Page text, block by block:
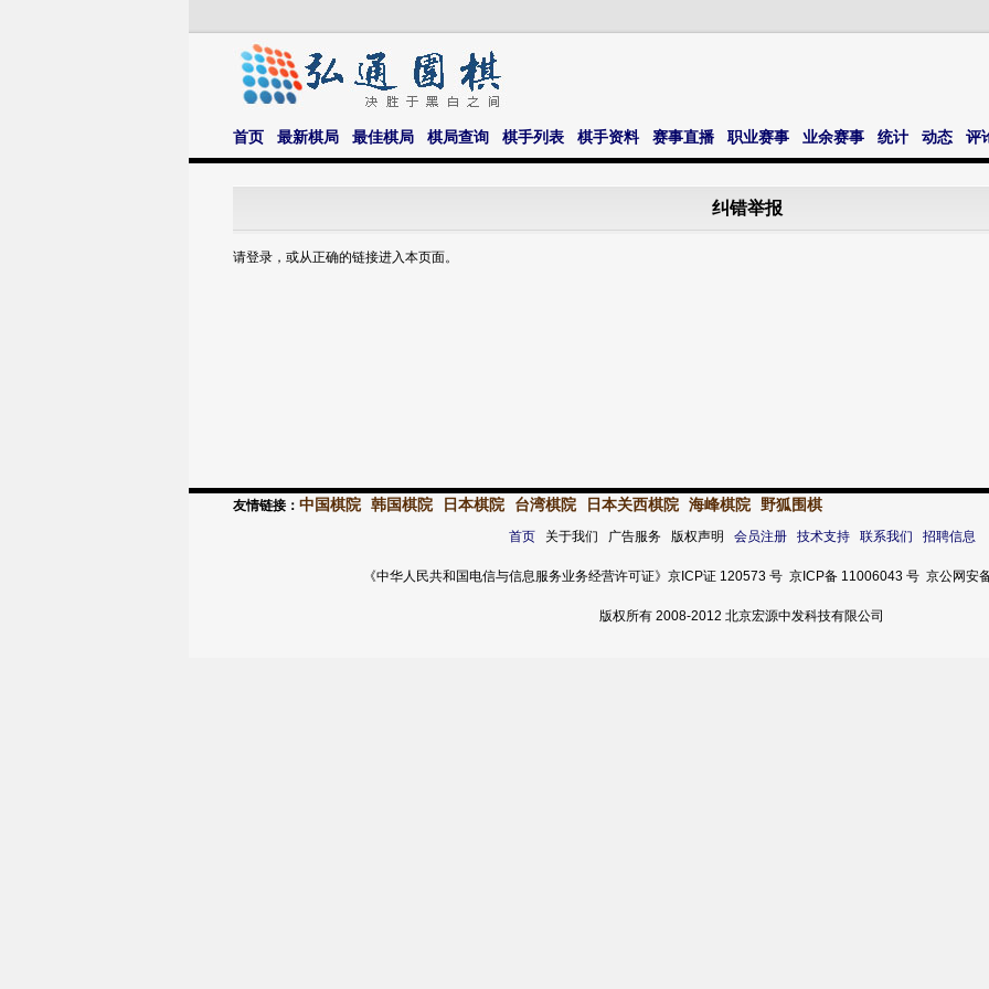
首页 最新棋局 最佳棋局 棋局查询 棋手列表 棋手资料 赛事直播 职业赛事 业余赛事 统计 动态 评
纠错举报
请登录，或从正确的链接进入本页面。
友情链接： 中国棋院 韩国棋院 日本棋院 台湾棋院 日本关西棋院 海峰棋院 野狐围棋
首页关于我们 广告服务 版权声明 会员注册 技术支持 联系我们 招聘信息
《中华人民共和国电信与信息服务业务经营许可证》京ICP证 120573 号 京ICP备 11006043 号 京公网安
版权所有 2008-2012 北京宏源中发科技有限公司